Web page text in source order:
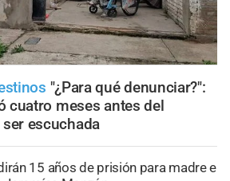
"¿Para qué denunciar?":
cuatro meses antes del
escuchada
15 años de prisión para madre e